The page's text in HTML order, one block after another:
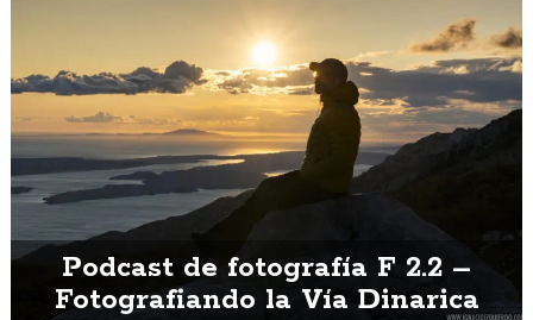
Podcast de fotografía F 2.2 –
Fotografiando la Vía Dinarica